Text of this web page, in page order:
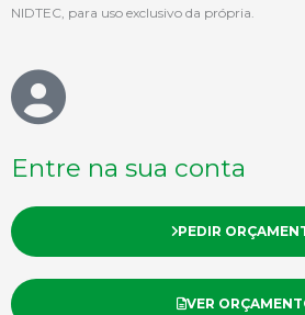
NIDTEC, para uso exclusivo da própria.
Entre na sua conta
PEDIR
VER